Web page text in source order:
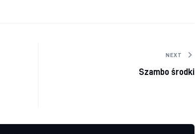
NEXT
Szambo środki